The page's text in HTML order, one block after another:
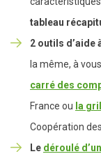
tableau
2 outils d’aide
la même, à
carré des
France ou la
Coopération
Le déroulé